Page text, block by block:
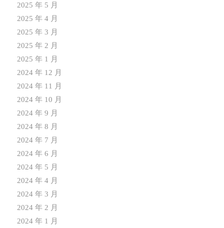
2025 年 5 月
2025 年 4 月
2025 年 3 月
2025 年 2 月
2025 年 1 月
2024 年 12 月
2024 年 11 月
2024 年 10 月
2024 年 9 月
2024 年 8 月
2024 年 7 月
2024 年 6 月
2024 年 5 月
2024 年 4 月
2024 年 3 月
2024 年 2 月
2024 年 1 月